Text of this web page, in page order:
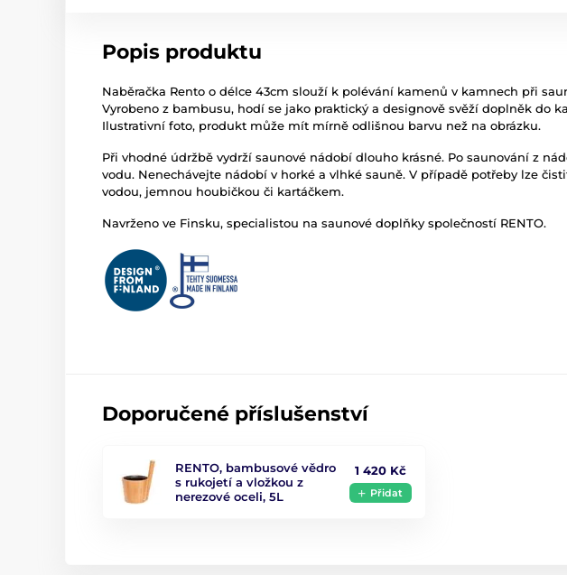
Popis produktu
Naběračka Rento o délce 43cm slouží k polévání kamenů v kamnech při
Vyrobeno z bambusu, hodí se jako praktický a designově svěží doplněk do
Ilustrativní foto, produkt může mít mírně odlišnou barvu než na obrázku.
Při vhodné údržbě vydrží saunové nádobí dlouho krásné. Po saunování z
vodu. Nenechávejte nádobí v horké a vlhké sauně. V případě potřeby lze
vodou, jemnou houbičkou či kartáčkem.
Navrženo ve Finsku, specialistou na saunové doplňky společností RENTO.
Doporučené příslušenství
RENTO, bambusové vědro
s rukojetí a vložkou z
nerezové oceli, 5L
1 420 Kč
Přidat